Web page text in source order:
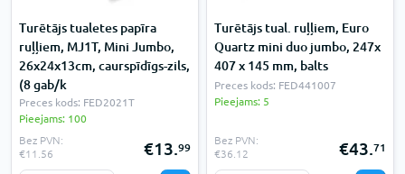
Turētājs tualetes papīra
ruļļiem, MJ1T, Mini Jumbo,
26x24x13cm, caurspīdīgs-zils,
(8 gab/k
Preces kods: FED2021T
Pieejams: 100
Bez PVN:
€11.56
€13.99
Turētājs tual. ruļļiem, Euro
Quartz mini duo jumbo, 247x
407 x 145 mm, balts
Preces kods: FED441007
Pieejams: 5
Bez PVN:
€36.12
€43.71